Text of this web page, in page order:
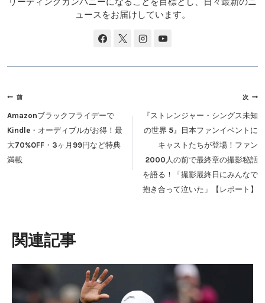
ュースをお届けしています。
投
稿
ナ
ビ
ゲ
前
Amazonブラックフライデーで
Kindle・オーディブルがお得！最
大70%OFF・3ヶ月99円など特典
満載
次
『ストレンジャー・シングス未知
の世界 5』日本ファンイベントに
キャストたちが登場！ファン
2000人の前で最終章の撮影秘話
を語る！「撮影最終日にみんなで
抱き合って泣いた」【レポート】
類似投稿